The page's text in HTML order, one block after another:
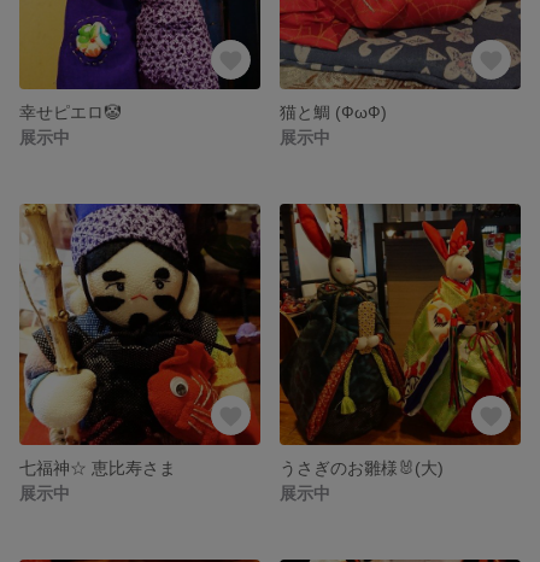
幸せピエロ🤡
展示中
猫と鯛 (ФωФ)
展示中
七福神☆ 恵比寿さま
展示中
うさぎのお雛様🐰(大)
展示中